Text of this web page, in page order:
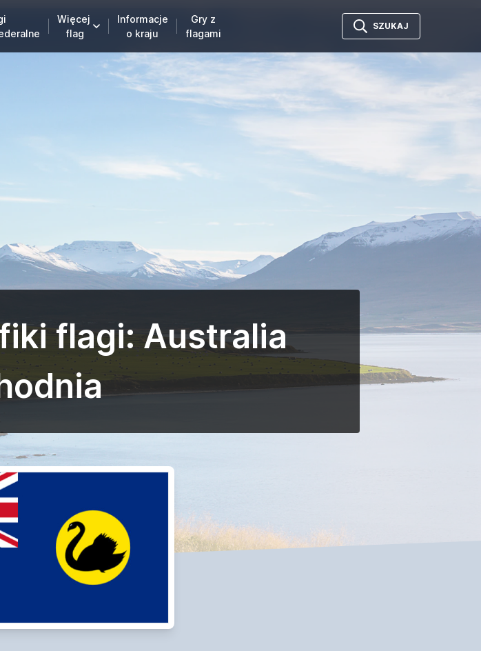
Więcej
flag
Informacje
o kraju
Gry z
flagami
SZUKAJ
flagi: Australia